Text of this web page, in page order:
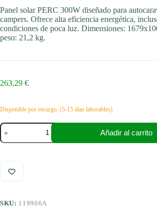
Panel solar PERC 300W diseñado para
campers. Ofrece alta eficiencia energética,
condiciones de poca luz. Dimensiones:
peso: 21,2 kg.
263,29 €
Disponible por encargo. (5-15 días laborables)
300W
Panel
solar
para
autocaravanas,
camper,
Añadir al carrito
SKU: 119966A